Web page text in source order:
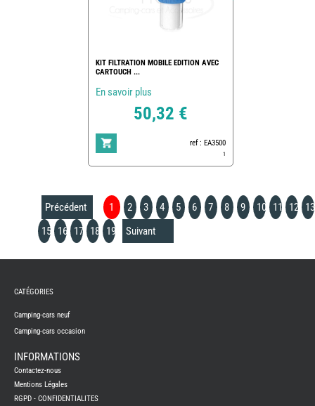
KIT FILTRATION MOBILE EDITION AVEC
CARTOUCH ...
En savoir plus
50,32 €
ref : EA3500
1
Précédent 1 2 3 4 5 6 7 8 9 10 11 12
13
15
16 17 18 19 Suivant
CAMPING-
NEUFS
CAMPING-
CAMPING-
BENIMAR
CAMPING-
CATÉGORIES
Camping-cars neuf
Camping-cars occasion
INFORMATIONS
Contactez-nous
Mentions Légales
RGPD - CONFIDENTIALITES